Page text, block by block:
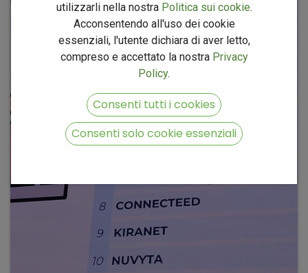
utilizzarli nella nostra Politica sui cookie.
Acconsentendo all'uso dei cookie
essenziali, l'utente dichiara di aver letto,
compreso e accettato la nostra Privacy
Policy.
Consenti tutti i cookies
Consenti solo cookie essenziali